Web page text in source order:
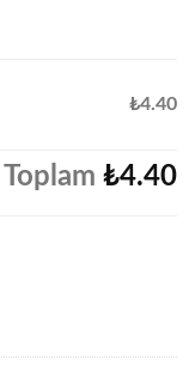
₺4.40
Toplam ₺4.40